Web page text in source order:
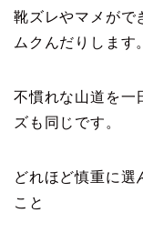
靴ズレやマメがで
ムクんだりします。
不慣れな山道を一
ズも同じです。
どれほど慎重に選
こと